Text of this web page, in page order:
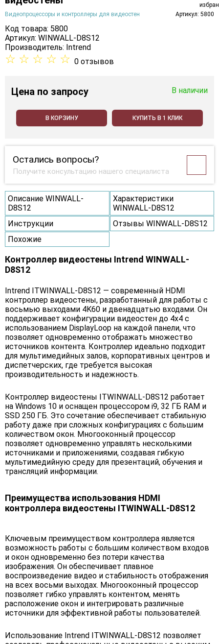
Видеопроцессоры и контроллеры для видеостен Артикул: 5800
Код товара: 5800
Артикул: WINWALL-D8S12
Производитель: Intrend
☆ ☆ ☆ ☆ ☆ 0 отзывов
Цена по запросу В наличии
В КОРЗИНУ КУПИТЬ В 1 КЛИК
Остались вопросы?
Получите консультацию нашего специалиста
Описание WINWALL-
D8S12
Характеристики
WINWALL-D8S12
Инструкции
Отзывы WINWALL-D8S12
Похожие
Контроллер видеостены Intrend WINWALL-
D8S12
Intrend ITWINWALL-D8S12 — современный HDMI
контроллер видеостены, разработанный для работы с
восьмью выходами 4K60 и двенадцатью входами. Он
поддерживает конфигурации видеостен до 4х4 с
использованием DisplayLoop на каждой панели, что
позволяет одновременно отображать множество
источников контента. Контроллер идеально подходит
для мультимедийных залов, корпоративных центров и
диспетчерских, где требуется высокая
производительность и надежность.
Контроллер видеостены ITWINWALL-D8S12 работает
на Windows 10 и оснащен процессором i9, 32 ГБ RAM и
SSD 250 ГБ. Это сочетание обеспечивает стабильную
работу даже при сложных конфигурациях с большим
количеством окон. Многооконный процессор
позволяет одновременно управлять несколькими
источниками и приложениями, создавая гибкую
мультимедийную среду для презентаций, обучения и
трансляций информации.
Преимущества использования HDMI
контроллера видеостены ITWINWALL-D8S12
Ключевым преимуществом контроллера является
возможность работы с большим количеством входов
и окон одновременно без потери качества
изображения. Он обеспечивает плавное
воспроизведение видео и стабильность отображения
на всех восьми выходах. Многооконный процессор
позволяет гибко управлять контентом, менять
расположение окон и интегрировать различные
источники для эффективной работы пользователей.
Использование Intrend ITWINWALL-D8S12 позволяет